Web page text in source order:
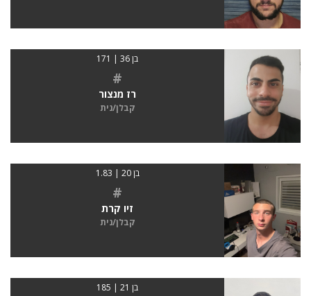
בן 36 | 171
#
רז מנצור
קבלן/נית
בן 20 | 1.83
#
זיו קרת
קבלן/נית
בן 21 | 185